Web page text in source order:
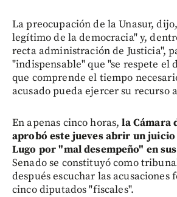
La preocupación de la Unasur,
legítimo de la democracia" y,
recta administración de Justicia",
"indispensable" que "se respete el
que comprende el tiempo
acusado pueda ejercer su recurso
En apenas cinco horas, la Cámara
aprobó este jueves abrir un
Lugo por "mal desempeño" en
Senado se constituyó como
después escuchar las acusaciones
cinco diputados "fiscales".